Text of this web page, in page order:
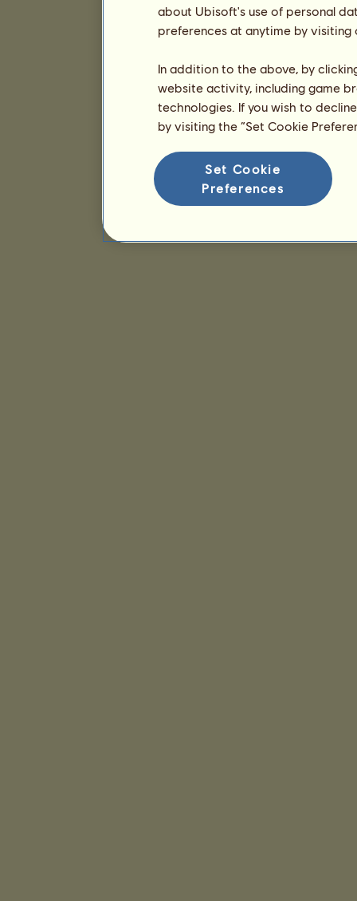
about Ubisoft's use of personal
preferences at anytime by
In addition to the above, by
website activity, including game
technologies. If you wish to
by visiting the “Set Cookie
Set Cookie
Preferences